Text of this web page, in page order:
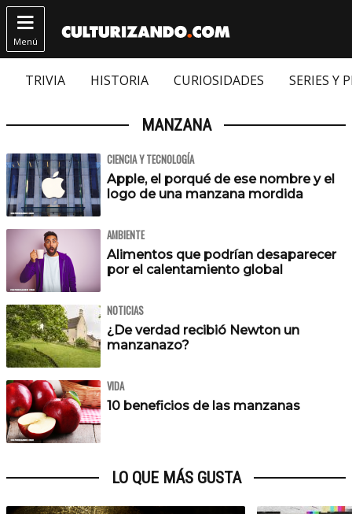

Menú
TRIVIA HISTORIA CURIOSIDADES SERIES Y
MANZANA
CIENCIA Y TECNOLOGÍA
Apple, el porqué de ese nombre y el
logo de una manzana mordida
AMBIENTE
Alimentos que podrían desaparecer
por el calentamiento global
NOTICIAS
¿De verdad recibió Newton un
manzanazo?
VIDA
10 beneficios de las manzanas
LO QUE MÁS GUSTA